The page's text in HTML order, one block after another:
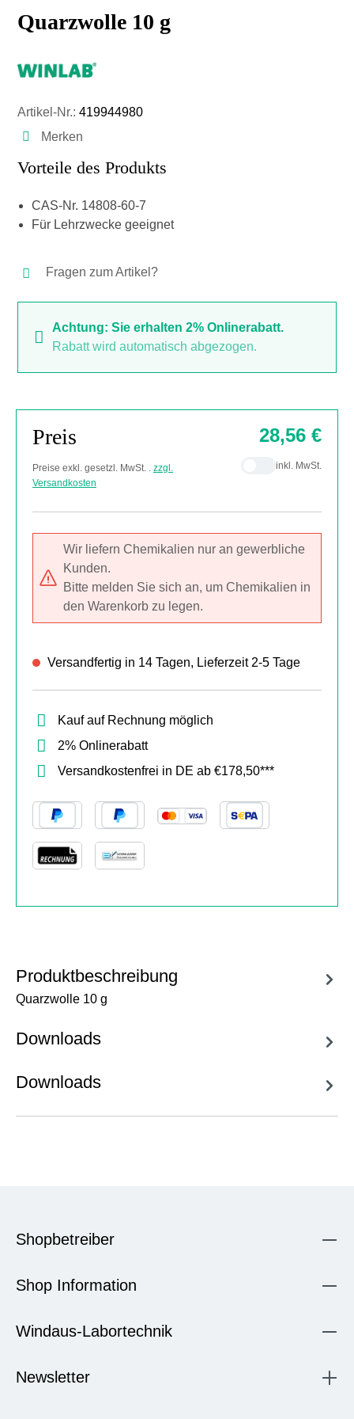
Quarzwolle 10 g
Artikel-Nr.: 419944980
Merken
Vorteile des Produkts
CAS-Nr. 14808-60-7
Für Lehrzwecke geeignet
Fragen zum Artikel?
Achtung: Sie erhalten 2% Onlinerabatt.
Rabatt wird automatisch abgezogen.
Preis
Preise exkl. gesetzl. MwSt. . zzgl.
Versandkosten
28,56 €
inkl. MwSt.
Wir liefern Chemikalien nur an gewerbliche
Kunden.
Bitte melden Sie sich an, um Chemikalien in
den Warenkorb zu legen.
Versandfertig in 14 Tagen, Lieferzeit 2-5 Tage
Kauf auf Rechnung möglich
2% Onlinerabatt
Versandkostenfrei in DE ab €178,50***
Produktbeschreibung
Quarzwolle 10 g
Downloads
Downloads
Shopbetreiber
Shop Information
Windaus-Labortechnik
Newsletter